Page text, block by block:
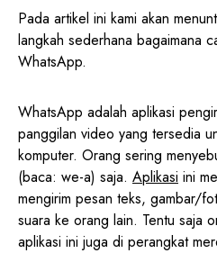
Pada artikel ini kami akan
langkah sederhana bagaimana
WhatsApp.
WhatsApp adalah aplikasi
panggilan video yang tersedia
komputer. Orang sering
(baca: we-a) saja. Aplikasi ini
mengirim pesan teks, gambar/
suara ke orang lain. Tentu saja
aplikasi ini juga di perangkat